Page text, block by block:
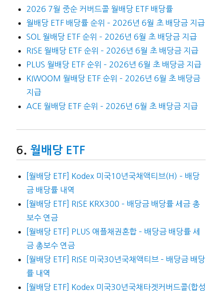
2026 7월 중순 커버드콜 월배당 ETF 배당률
월배당 ETF 배당률 순위 – 2026년 6월 초 배당금 지급
SOL 월배당 ETF 순위 – 2026년 6월 초 배당금 지급
RISE 월배당 ETF 순위 – 2026년 6월 초 배당금 지급
PLUS 월배당 ETF 순위 – 2026년 6월 초 배당금 지급
KIWOOM 월배당 ETF 순위 – 2026년 6월 초 배당금
지급
ACE 월배당 ETF 순위 – 2026년 6월 초 배당금 지급
월배당 ETF
[월배당 ETF] Kodex 미국10년국채액티브(H) – 배당
금 배당률 내역
[월배당 ETF] RISE KRX300 – 배당금 배당률 세금 총
보수 연금
[월배당 ETF] PLUS 애플채권혼합 – 배당금 배당률 세
금 총보수 연금
[월배당 ETF] RISE 미국30년국채액티브 – 배당금 배당
률 내역
[월배당 ETF] Kodex 미국30년국채타겟커버드콜(합성